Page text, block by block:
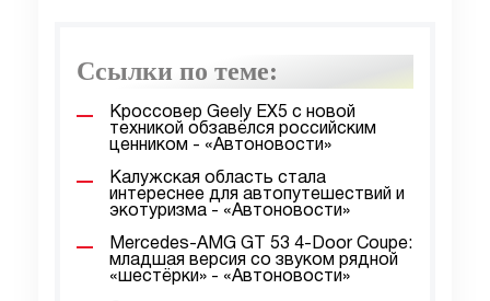
Ссылки по теме:
Кроссовер Geely EX5 с новой
техникой обзавёлся российским
ценником - «Автоновости»
Калужская область стала
интереснее для автопутешествий и
экотуризма - «Автоновости»
Mercedes-AMG GT 53 4-Door Coupe:
младшая версия со звуком рядной
«шестёрки» - «Автоновости»